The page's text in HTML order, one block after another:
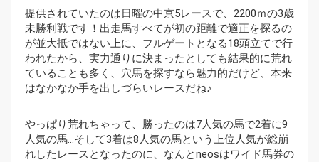
提供されていたのは日曜の中京5レースで、2200ｍの3歳
未勝利戦です！出走馬すべてが初の距離で適正を探るの
が並大抵ではない上に、フルゲートとなる18頭立てで行
われたから、実力通りに決まったとしても結果的に荒れ
ていることも多く、穴馬を探すなら魅力的だけど、本来
はなかなか手を出しづらいレースだね♪
やっぱり荒れちゃって、勝ったのは7人気の馬で2着に9
人気の馬…そして3着は8人気の馬という上位人気が総崩
れしたレースとなったのに、なんとneosはワイド馬券の